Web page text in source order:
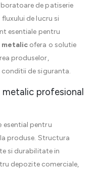
de patiserie
de lucru si
esentiale pentru
ofera o solutie
produselor,
de siguranta.
profesional
esential pentru
produse. Structura
si durabilitate in
depozite comerciale,